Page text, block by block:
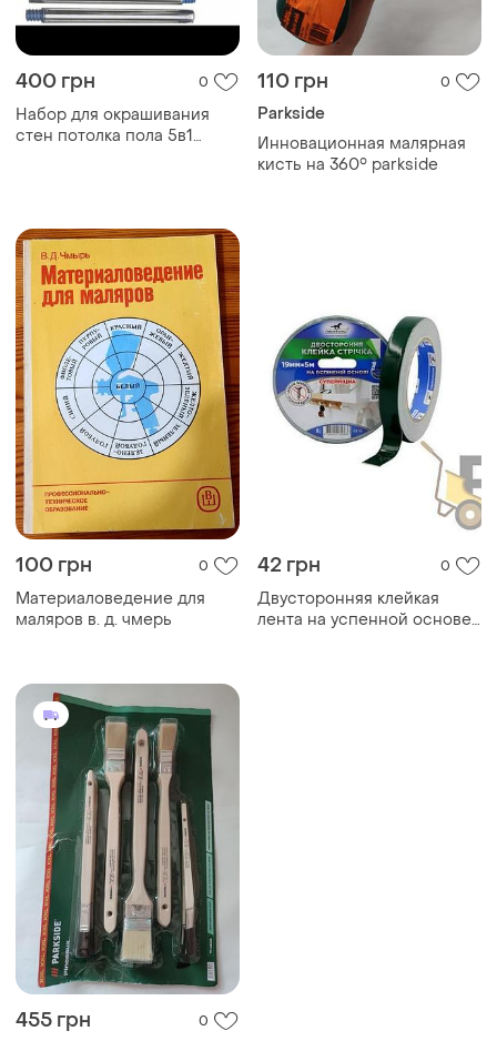
400 грн 0
Набор для окрашивания
стен потолка пола 5в1
110 грн 0
Parkside
Инновационная малярная
кисть на 360° parkside
100 грн 0
Материаловедение для
маляров в. д. чмерь
42 грн 0
Двусторонняя клейкая
лента на успенной основе
455 грн 0